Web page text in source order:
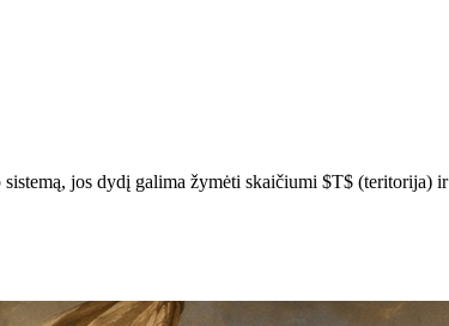
jos dydį galima žymėti skaičiumi $T$ (teritorija)